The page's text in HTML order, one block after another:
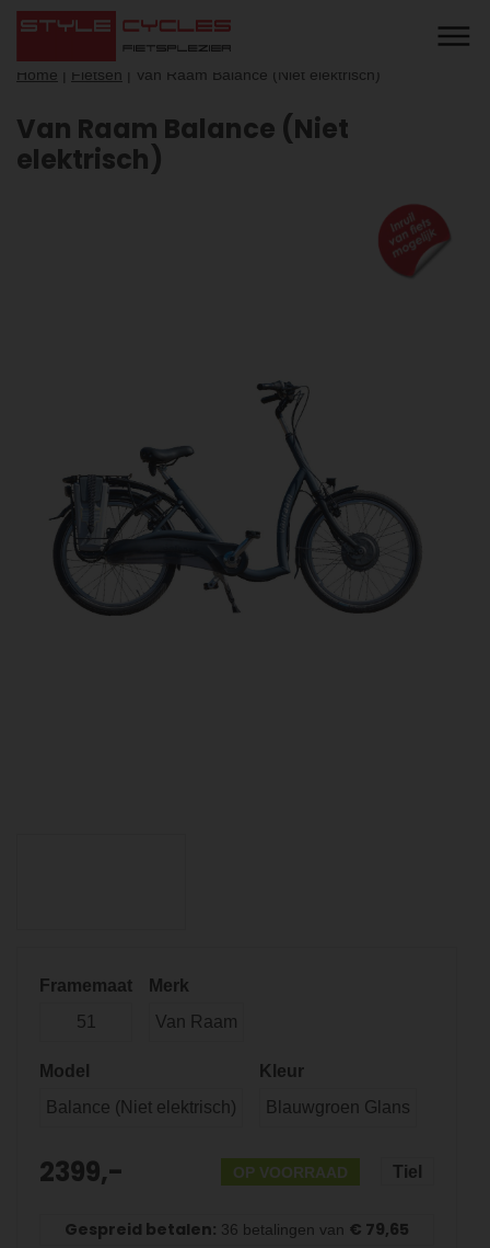
Home Fietsen Van Raam Balance (Niet elektrisch)
Van Raam Balance (Niet
elektrisch)
Framemaat
51
Merk
Van Raam
Model
Balance (Niet elektrisch)
Kleur
Blauwgroen Glans
2399,- OP VOORRAAD Tiel
Gespreid betalen: 36 betalingen van € 79,65